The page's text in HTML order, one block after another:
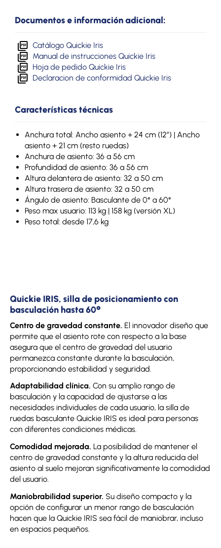
Documentos e información adicional:
Catálogo Quickie Iris
Manual de instrucciones Quickie Iris
Hoja de pedido Quickie Iris
Declaracion de conformidad Quickie Iris
Características técnicas
Anchura total: Ancho asiento + 24 cm (12”) | Ancho
asiento + 21 cm (resto ruedas)
Anchura de asiento: 36 a 56 cm
Profundidad de asiento: 36 a 56 cm
Altura delantera de asiento: 32 a 50 cm
Altura trasera de asiento: 32 a 50 cm
Ángulo de asiento: Basculante de 0° a 60°
Peso max usuario: 113 kg | 158 kg (versión XL)
Peso total: desde 17,6 kg
Quickie IRIS, silla de posicionamiento con
basculación hasta 60°
Centro de gravedad constante. El innovador diseño que
permite que el asiento rote con respecto a la base
asegura que el centro de gravedad del usuario
permanezca constante durante la basculación,
proporcionando estabilidad y seguridad.
Adaptabilidad clínica. Con su amplio rango de
basculación y la capacidad de ajustarse a las
necesidades individuales de cada usuario, la silla de
ruedas basculante Quickie IRIS es ideal para personas
con diferentes condiciones médicas.
Comodidad mejorada. La posibilidad de mantener el
centro de gravedad constante y la altura reducida del
asiento al suelo mejoran significativamente la comodidad
del usuario.
Maniobrabilidad superior. Su diseño compacto y la
opción de configurar un menor rango de basculación
hacen que la Quickie IRIS sea fácil de maniobrar, incluso
en espacios pequeños.